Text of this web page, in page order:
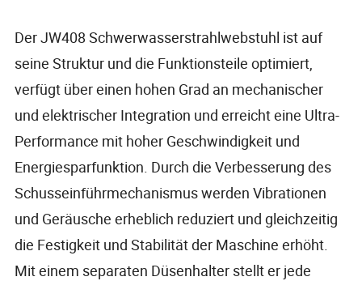
Der JW408 Schwerwasserstrahlwebstuhl ist auf
seine Struktur und die Funktionsteile optimiert,
verfügt über einen hohen Grad an mechanischer
und elektrischer Integration und erreicht eine Ultra-
Performance mit hoher Geschwindigkeit und
Energiesparfunktion. Durch die Verbesserung des
Schusseinführmechanismus werden Vibrationen
und Geräusche erheblich reduziert und gleichzeitig
die Festigkeit und Stabilität der Maschine erhöht.
Mit einem separaten Düsenhalter stellt er jede